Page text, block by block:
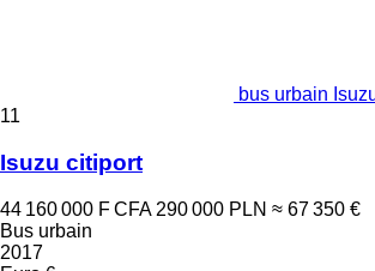
bus urbain
11
Isuzu citiport
44 160 000 F CFA 290 000 PLN ≈ 67 350 €
Bus urbain
2017